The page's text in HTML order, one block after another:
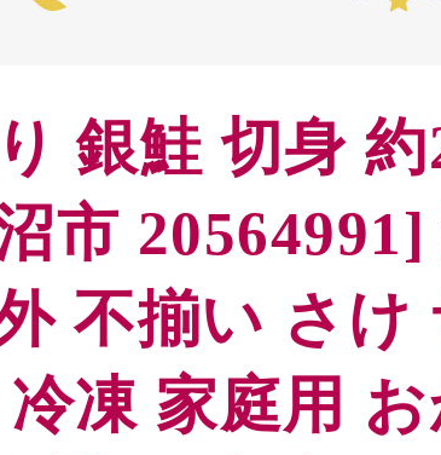
銀鮭 切身
市
不揃い さけ
冷凍 家庭用